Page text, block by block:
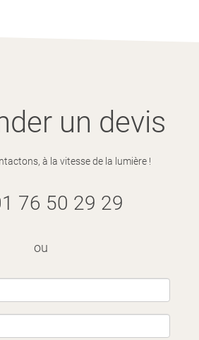
un devis
à la vitesse de la lumière !
76 50 29 29
ou